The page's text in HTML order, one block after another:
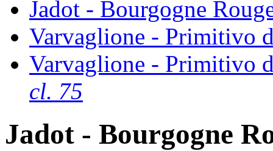
Jadot - Bourgogne
Varvaglione - Primitivo
Varvaglione - Primitivo
cl. 75
Jadot - Bourgogne